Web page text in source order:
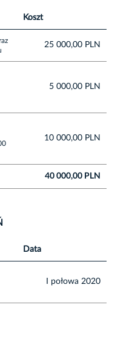
Koszt
25 000,00 PLN
5 000,00 PLN
10 000,00 PLN
40 000,00 PLN
Data
I połowa 2020